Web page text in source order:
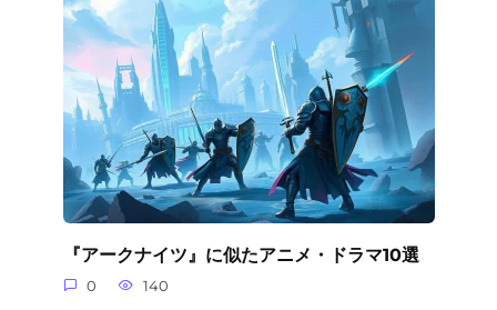
『アークナイツ』に似たアニメ・ドラマ10選
0 140